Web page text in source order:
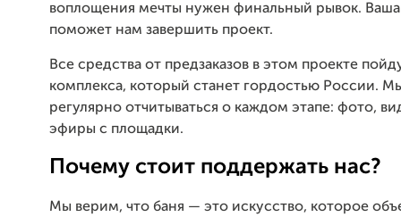
воплощения мечты нужен финальный рывок.
поможет нам завершить проект.
Все средства от предзаказов в этом проекте
комплекса, который станет гордостью России.
регулярно отчитываться о каждом этапе: фото,
эфиры с площадки.
Почему стоит поддержать нас?
Мы верим, что баня — это искусство, которое